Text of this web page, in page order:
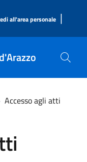
all'area personale |
Accesso agli atti